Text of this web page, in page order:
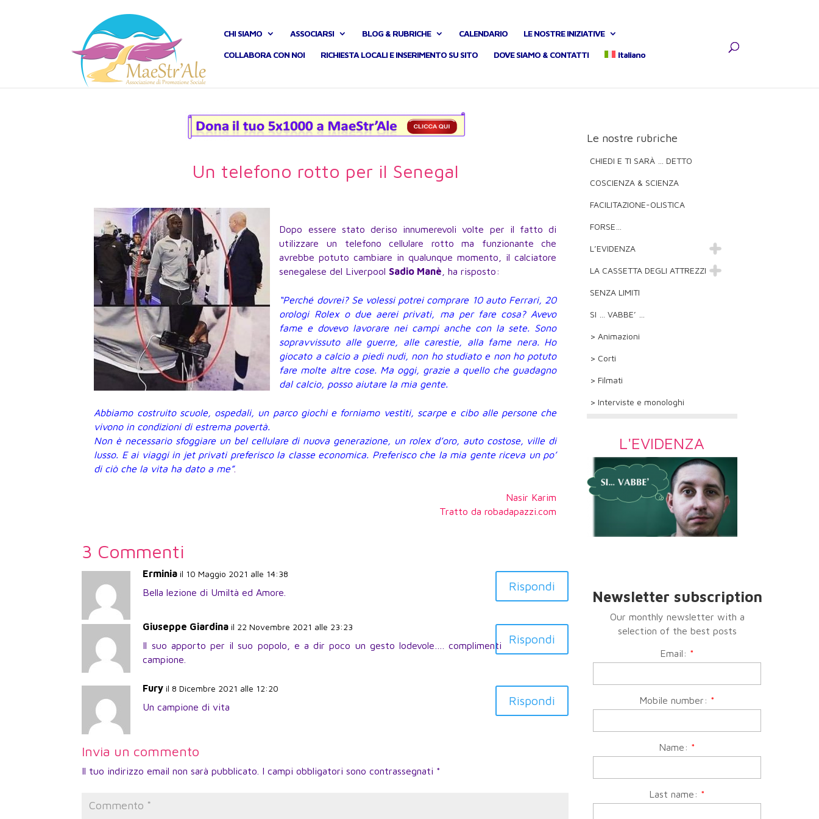
CHI SIAMO ASSOCIARSI BLOG & RUBRICHE CALENDARIO LE NOSTRE INIZIATIVE
COLLABORA CON NOI RICHIESTA LOCALI E INSERIMENTO SU SITO DOVE SIAMO & CONTATTI Italiano
Un telefono rotto per il Senegal
Dopo essere stato deriso innumerevoli volte per il fatto di
utilizzare un telefono cellulare rotto ma funzionante che
avrebbe potuto cambiare in qualunque momento, il calciatore
senegalese del Liverpool Sadio Manè , ha risposto:
“Perché dovrei? Se volessi potrei comprare 10 auto Ferrari, 20
orologi Rolex o due aerei privati, ma per fare cosa? Avevo
fame e dovevo lavorare nei campi anche con la sete. Sono
sopravvissuto alle guerre, alle carestie, alla fame nera. Ho
giocato a calcio a piedi nudi, non ho studiato e non ho potuto
fare molte altre cose. Ma oggi, grazie a quello che guadagno
dal calcio, posso aiutare la mia gente.
Abbiamo costruito scuole, ospedali, un parco giochi e forniamo vestiti, scarpe e cibo alle persone che
vivono in condizioni di estrema povertà.
Non è necessario sfoggiare un bel cellulare di nuova generazione, un rolex d’oro, auto costose, ville di
lusso. E ai viaggi in jet privati preferisco la classe economica. Preferisco che la mia gente riceva un po’
di ciò che la vita ha dato a me”.
Nasir Karim
Tratto da robadapazzi.com
3 Commenti
Erminia il 10 Maggio 2021 alle 14:38
Bella lezione di Umiltà ed Amore. Rispondi
Giuseppe Giardina il 22 Novembre 2021 alle 23:23
Il suo apporto per il suo popolo, e a dir poco un gesto lodevole…. complimenti
campione.
Rispondi
Fury il 8 Dicembre 2021 alle 12:20
Un campione di vita Rispondi
Invia un commento
Il tuo indirizzo email non sarà pubblicato. I campi obbligatori sono contrassegnati *
Le nostre rubriche
CHIEDI E TI SARÀ … DETTO
COSCIENZA & SCIENZA
FACILITAZIONE-OLISTICA
FORSE…
L’EVIDENZA
LA CASSETTA DEGLI ATTREZZI
SENZA LIMITI
SI … VABBE’ …
> Animazioni
> Corti
> Filmati
> Interviste e monologhi
L'EVIDENZA
Newsletter subscription
Our monthly newsletter with a
selection of the best posts
Email: *
Mobile number: *
Name: *
Last name: *